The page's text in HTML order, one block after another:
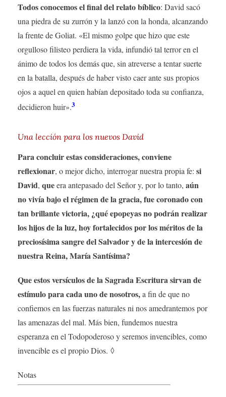
Todos conocemos el final del relato bíblico: David sacó
una piedra de su zurrón y la lanzó con la honda, alcanzando
la frente de Goliat. «El mismo golpe que hizo que este
orgulloso filisteo perdiera la vida, infundió tal terror en el
ánimo de todos los demás que, sin atreverse a tentar suerte
en la batalla, después de haber visto caer ante sus propios
ojos a aquel en quien habían depositado toda su confianza,
decidieron huir».3
Una lección para los nuevos David
Para concluir estas consideraciones, conviene
reflexionar, o mejor dicho, interrogar nuestra propia fe: si
David, queera antepasado del Señor y, por lo tanto, aún
no vivía bajo el régimen de la gracia, fue coronado con
tan brillante victoria, ¿qué epopeyas no podrán realizar
los hijos de la luz, hoy fortalecidos por los méritos de la
preciosísima sangre del Salvador y de la intercesión de
nuestra Reina, María Santísima?
Que estos versículos de la Sagrada Escritura sirvan de
estímulo para cada uno de nosotros,a fin de que no
confiemos en las fuerzas naturales ni nos amedrantemos por
las amenazas del mal. Más bien, fundemos nuestra
esperanza en el Todopoderoso y seremos invencibles, como
invencible es el propio Dios. ◊
Notas